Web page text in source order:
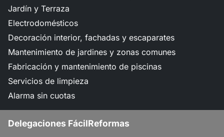
Jardín y Terraza
Electrodomésticos
Decoración interior, fachadas y escaparates
Mantenimiento de jardines y zonas comunes
Fabricación y mantenimiento de piscinas
Servicios de limpieza
Alarma sin cuotas
Delegaciones FácilReformas